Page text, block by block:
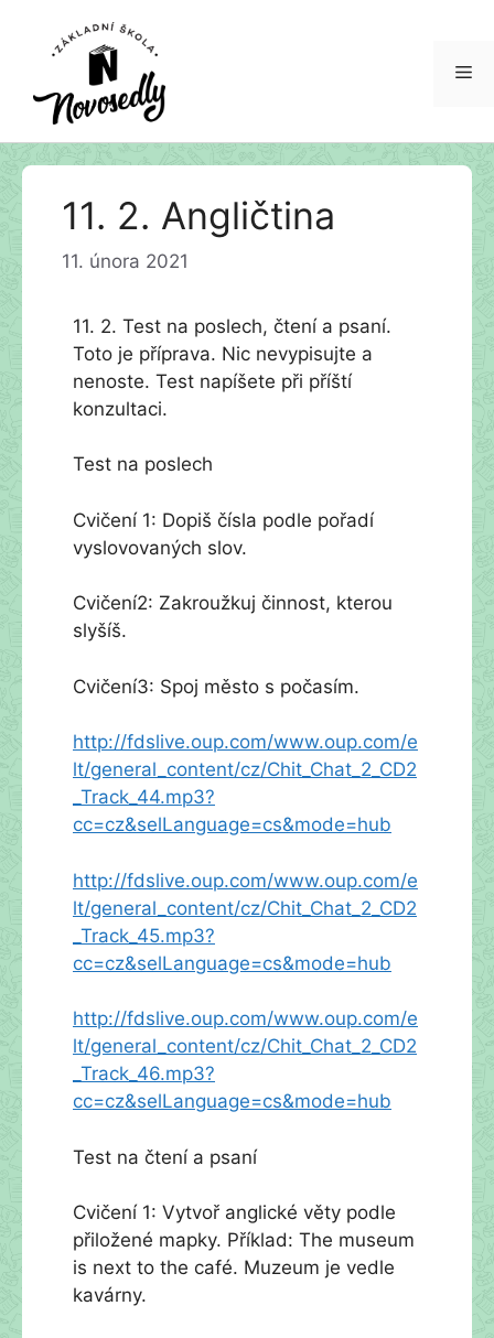
Přeskočit
11. 2. Angličtina
11. února 2021
11. 2. Test na poslech, čtení a psaní.
Toto je příprava. Nic nevypisujte a
nenoste. Test napíšete při příští
konzultaci.
Test na poslech
Cvičení 1: Dopiš čísla podle pořadí
vyslovovaných slov.
Cvičení2: Zakroužkuj činnost, kterou
slyšíš.
Cvičení3: Spoj město s počasím.
http://fdslive.oup.com/www.oup.com/e
lt/general_content/cz/Chit_Chat_2_CD2
_Track_44.mp3?
cc=cz&selLanguage=cs&mode=hub
http://fdslive.oup.com/www.oup.com/e
lt/general_content/cz/Chit_Chat_2_CD2
_Track_45.mp3?
cc=cz&selLanguage=cs&mode=hub
http://fdslive.oup.com/www.oup.com/e
lt/general_content/cz/Chit_Chat_2_CD2
_Track_46.mp3?
cc=cz&selLanguage=cs&mode=hub
Test na čtení a psaní
Cvičení 1: Vytvoř anglické věty podle
přiložené mapky. Příklad: The museum
is next to the café. Muzeum je vedle
kavárny.